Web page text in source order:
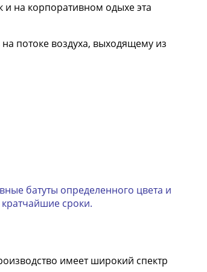
на корпоративном одыхе эта
потоке воздуха, выходящему из
батуты определенного цвета и
сроки.
имеет широкий спектр